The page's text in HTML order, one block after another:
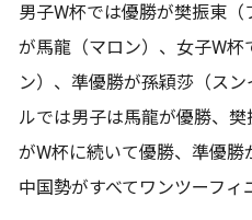
男子W杯では優勝が樊振東
が馬龍（マロン）、女子W
ン）、準優勝が孫穎莎（ス
ルでは男子は馬龍が優勝、
がW杯に続いて優勝、準優勝
中国勢がすべてワンツーフィ